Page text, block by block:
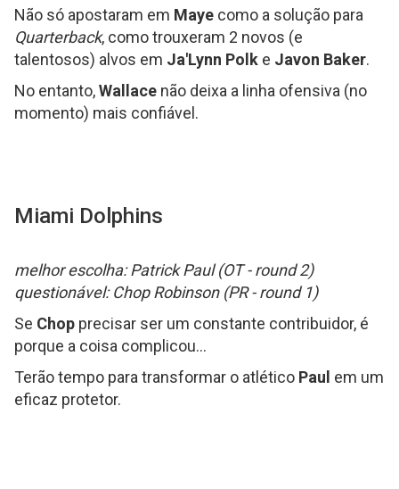
Não só apostaram em Maye como a solução para
Quarterback, como trouxeram 2 novos (e
talentosos) alvos em Ja'Lynn Polk e Javon Baker.
No entanto,Wallace não deixa a linha ofensiva (no
momento) mais confiável.
Miami Dolphins
melhor escolha: Patrick Paul (OT - round 2)
questionável: Chop Robinson (PR - round 1)
Se Chop precisar ser um constante contribuidor, é
porque a coisa complicou...
Terão tempo para transformar o atlético Paul em um
eficaz protetor.